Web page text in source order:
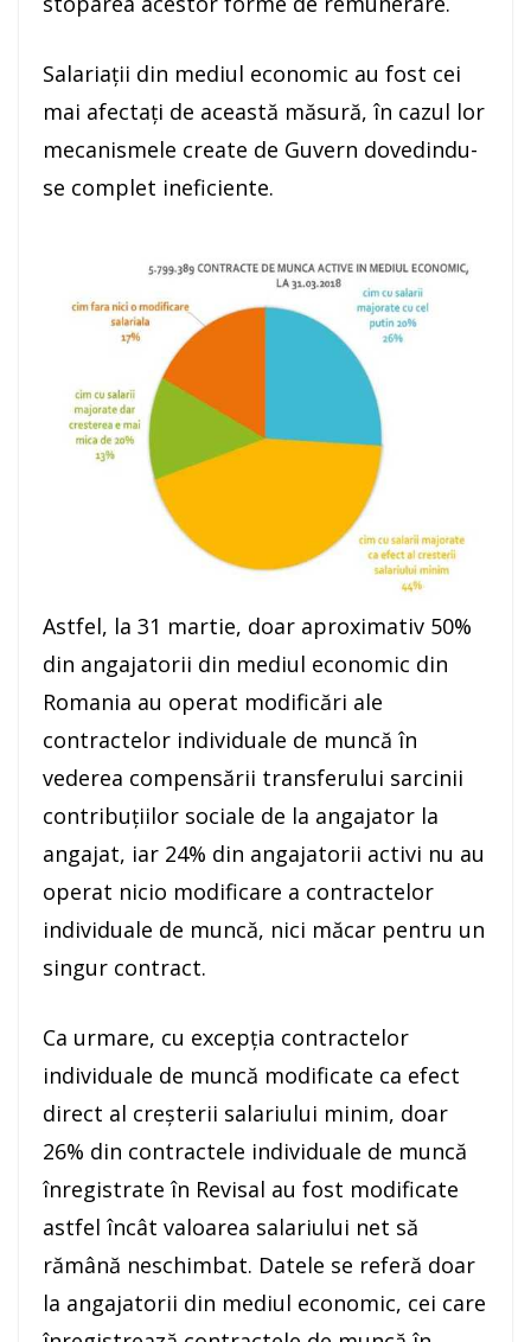
Salariaţii din mediul economic au fost cei
mai afectaţi de această măsură, în cazul lor
mecanismele create de Guvern dovedindu-
se complet ineficiente.
Astfel, la 31 martie, doar aproximativ 50%
din angajatorii din mediul economic din
Romania au operat modificări ale
contractelor individuale de muncă în
vederea compensării transferului sarcinii
contribuţiilor sociale de la angajator la
angajat, iar 24% din angajatorii activi nu au
operat nicio modificare a contractelor
individuale de muncă, nici măcar pentru un
singur contract.
Ca urmare, cu excepţia contractelor
individuale de muncă modificate ca efect
direct al creşterii salariului minim, doar
26% din contractele individuale de muncă
înregistrate în Revisal au fost modificate
astfel încât valoarea salariului net să
rămână neschimbat. Datele se referă doar
la angajatorii din mediul economic, cei care